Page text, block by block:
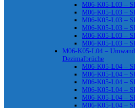
M06-K05-L03 –
M06-K05-L03 –
M06-K05-L03 –
M06-K05-L03 –
M06-K05-L03 –
M06-K05-L03 –
M06-K05-L04 –
Dezimalbrüche
M06-K05-L04 –
M06-K05-L04 –
M06-K05-L04 –
M06-K05-L04 –
M06-K05-L04 –
M06-K05-L04 –